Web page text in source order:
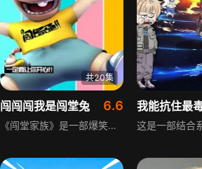
共20集
闯闯闯我是闯堂兔 6.6
《闯堂家族》是一部爆笑三维动画系列片，毛毛糙糙又不失机灵的闯堂兔，帅酷但是爱现的菜刀，看似呆笨其实心细的笨笨，少言却神奇的呱呱，加上疯狂的捣蛋专家兔弟弟，一起上演闯堂镇小伙伴的快乐日常。全剧用少量对白，靠滑稽动作、丰富肢体语言和逗趣日常故事，让大家感受单纯动画的乐趣，传递欢乐。